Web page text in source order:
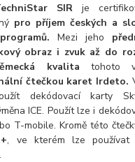
SIR je
pro příjem českých a
Mezi jeho
obraz i zvuk až do
kvalita tohoto
čtečkou karet Irdeto.
dekódovací karty
ICE. Použít lze i
T-mobile. Kromě této
, ve kterém lze